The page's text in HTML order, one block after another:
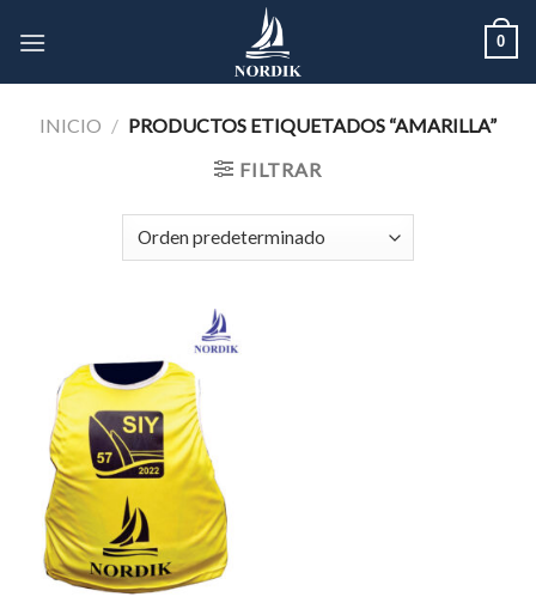
0
INICIO / PRODUCTOS ETIQUETADOS “AMARILLA”
FILTRAR